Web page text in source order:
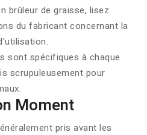
brûleur de graisse, lisez
du fabricant concernant la
sont spécifiques à chaque
scrupuleusement pour
Moment
pris avant les